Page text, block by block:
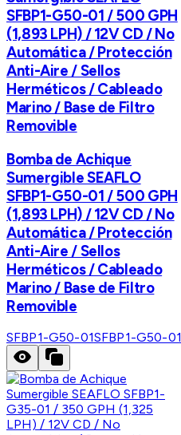
SFBP1-G50-01 / 500 GPH
(1,893 LPH) / 12V CD / No
Automática / Protección
Anti-Aire / Sellos
Herméticos / Cableado
Marino / Base de Filtro
Removible
Bomba de Achique
Sumergible SEAFLO
SFBP1-G50-01 / 500 GPH
(1,893 LPH) / 12V CD / No
Automática / Protección
Anti-Aire / Sellos
Herméticos / Cableado
Marino / Base de Filtro
Removible
SFBP1-G50-01SFBP1-G50-01